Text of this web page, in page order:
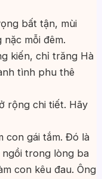
bất tận, mùi
mỗi đêm.
kiến, chỉ trăng Hà
tình phu thê
rộng chi tiết. Hãy
con gái tắm. Đó là
ngồi trong lòng ba
con kêu đau. Ông